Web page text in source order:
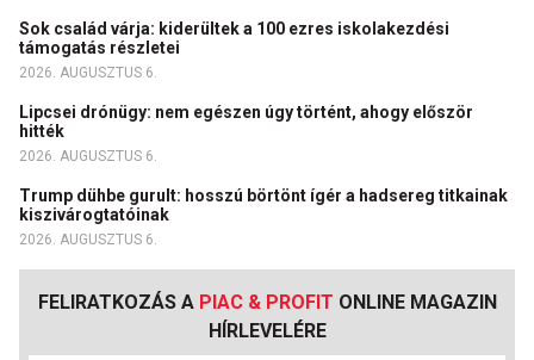
Sok család várja: kiderültek a 100 ezres iskolakezdési
támogatás részletei
2026. AUGUSZTUS 6.
Lipcsei drónügy: nem egészen úgy történt, ahogy először
hitték
2026. AUGUSZTUS 6.
Trump dühbe gurult: hosszú börtönt ígér a hadsereg titkainak
kiszivárogtatóinak
2026. AUGUSZTUS 6.
FELIRATKOZÁS A PIAC & PROFIT ONLINE MAGAZIN
HÍRLEVELÉRE